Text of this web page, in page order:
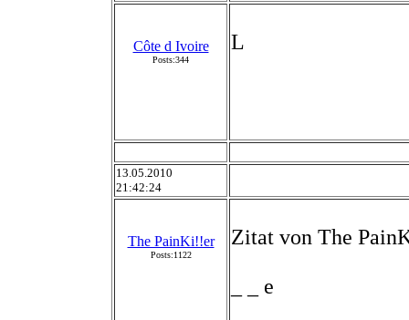
Côte d Ivoire
Posts:344
L
13.05.2010
21:42:24
The PainKi!!er
Posts:1122
Zitat von The
_ _ e